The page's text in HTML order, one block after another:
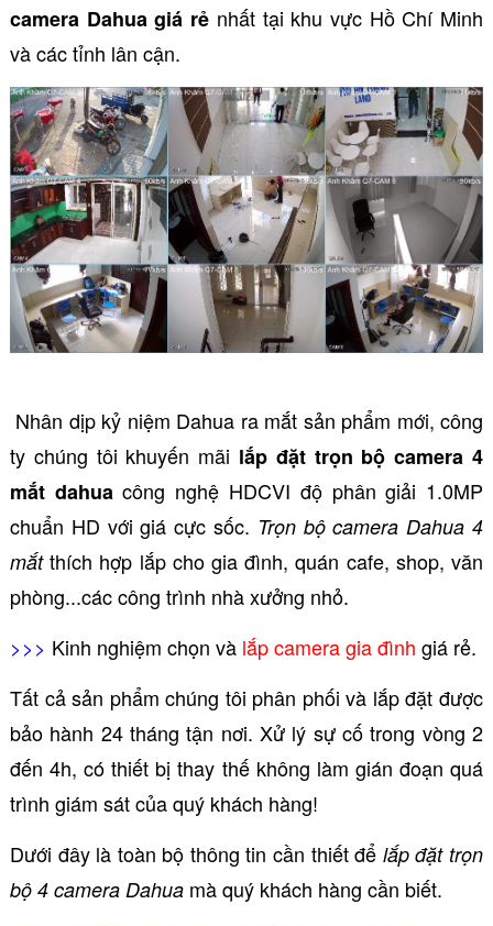
camera Dahua giá rẻ nhất tại khu vực Hồ Chí Minh
và các tỉnh lân cận.
Nhân dịp kỷ niệm Dahua ra mắt sản phẩm mới, công
ty chúng tôi khuyến mãi lắp đặt trọn bộ camera 4
mắt dahua công nghệ HDCVI độ phân giải 1.0MP
chuẩn HD với giá cực sốc. Trọn bộ camera Dahua 4
mắtthích hợp lắp cho gia đình, quán cafe, shop, văn
phòng...các công trình nhà xưởng nhỏ.
>>> Kinh nghiệm chọn và lắp camera gia đình giá rẻ.
Tất cả sản phẩm chúng tôi phân phối và lắp đặt được
bảo hành 24 tháng tận nơi. Xử lý sự cố trong vòng 2
đến 4h, có thiết bị thay thế không làm gián đoạn quá
trình giám sát của quý khách hàng!
Dưới đây là toàn bộ thông tin cần thiết để lắp đặt trọn
bộ 4 camera Dahuamà quý khách hàng cần biết.